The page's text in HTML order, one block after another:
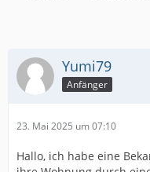
Yumi79
Anfänger
23. Mai 2025 um 07:10
Hallo, ich habe eine